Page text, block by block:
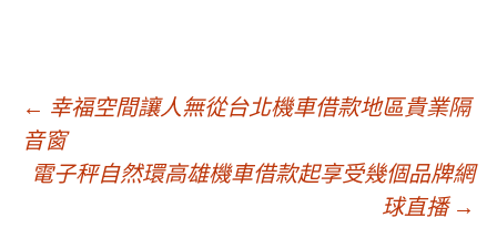
文
章
← 幸福空間讓人無從台北機車借款地區貴業隔
音窗
電子秤自然環高雄機車借款起享受幾個品牌網
球直播 →